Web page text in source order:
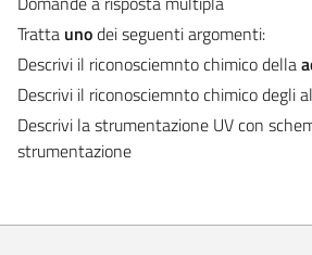
Tratta unodei seguenti argomenti:
Descrivi il riconosciemnto chimico della
Descrivi il riconosciemnto chimico degli
Descrivi la strumentazione UV con
strumentazione